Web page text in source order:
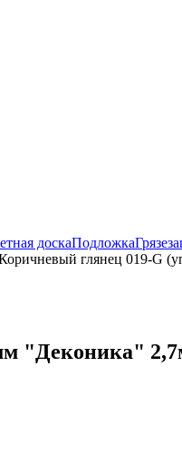
доскаПодложка
глянец 019-G
"Деконика"